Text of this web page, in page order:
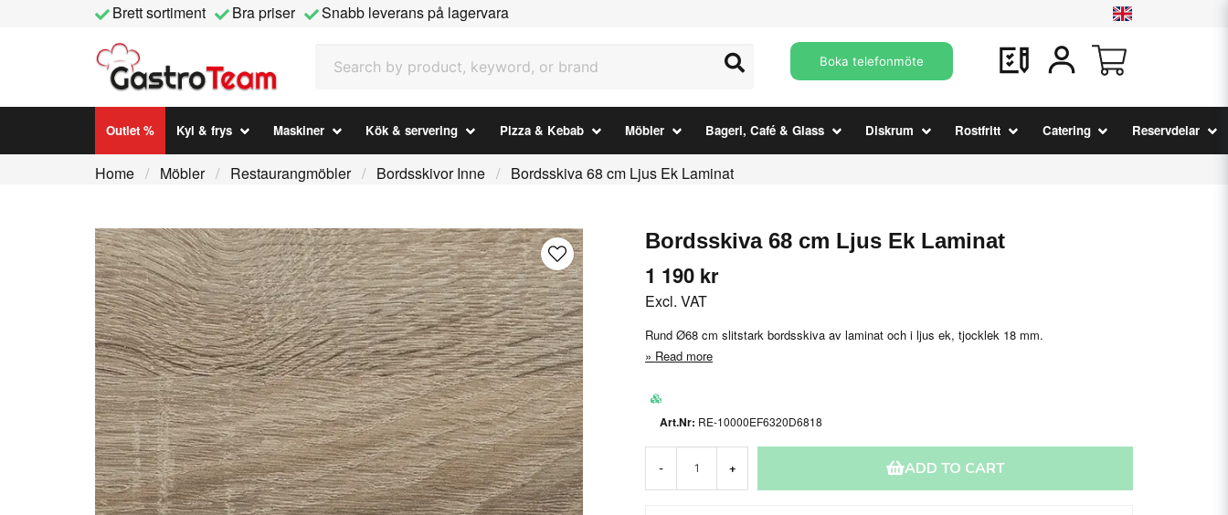
Brett sortiment Bra priser
Snabb leverans på lagervara
Boka telefonmöte
Outlet % Kyl & frys Maskiner Kök & servering Pizza & Kebab Möbler Bageri, Café & Glass Diskrum Rostfritt Catering Reservdelar
Home Möbler Restaurangmöbler Bordsskivor Inne Bordsskiva 68 cm Ljus Ek Laminat
Bordsskiva 68 cm Ljus Ek Laminat
1 190 kr
Excl. VAT
Rund Ø68 cm slitstark bordsskiva av laminat och i ljus ek, tjocklek 18 mm.
Read more
RE-10000EF6320D6818
- + ADD TO CART